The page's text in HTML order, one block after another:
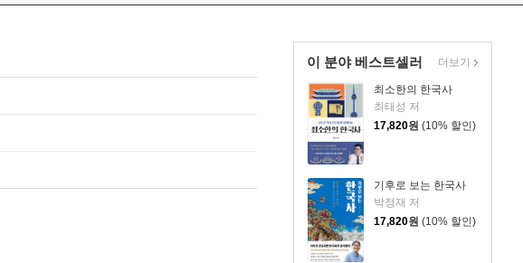
이 분야 베스트셀러
최소한의 한국사
최태성 저
17,820원 (10% 할인)
기후로 보는 한국사
박정재 저
17,820원 (10% 할인)
더보기